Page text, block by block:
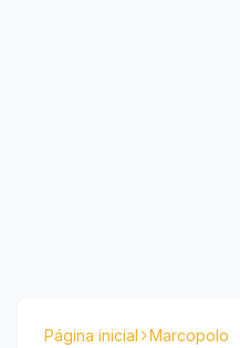
Página inicial Marcopolo